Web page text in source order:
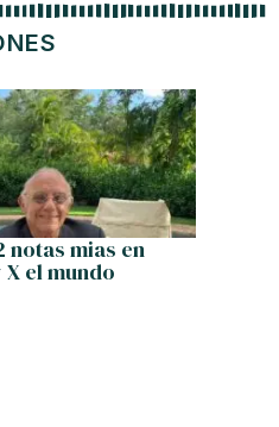
notas mias en
el mundo